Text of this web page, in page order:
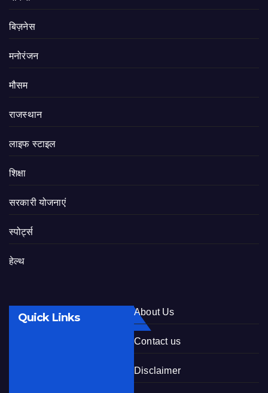
बिज़नेस
मनोरंजन
मौसम
राजस्थान
लाइफ स्टाइल
शिक्षा
सरकारी योजनाएं
स्पोर्ट्स
हेल्थ
Quick Links About Us
Contact us
Disclaimer